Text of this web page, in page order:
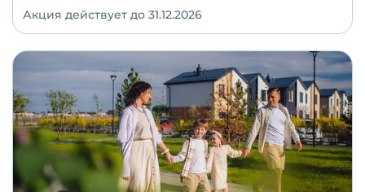
Акция действует до 31.12.2026